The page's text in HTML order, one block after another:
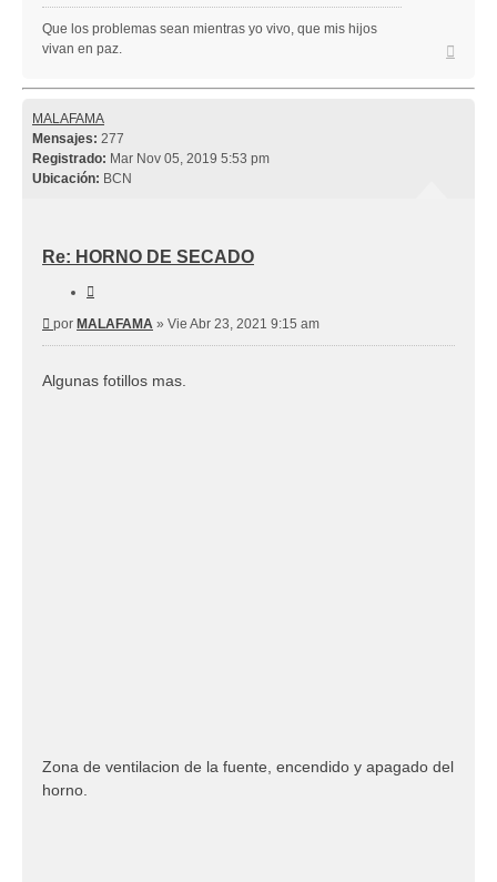
Que los problemas sean mientras yo vivo, que mis hijos
vivan en paz.
MALAFAMA
Mensajes: 277
Registrado: Mar Nov 05, 2019 5:53 pm
Ubicación: BCN
Re: HORNO DE SECADO
Mensaje
por MALAFAMA » Vie Abr 23, 2021 9:15 am
Algunas fotillos mas.
Zona de ventilacion de la fuente, encendido y apagado del
horno.